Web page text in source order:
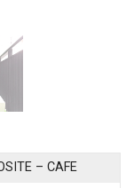
– CAFE